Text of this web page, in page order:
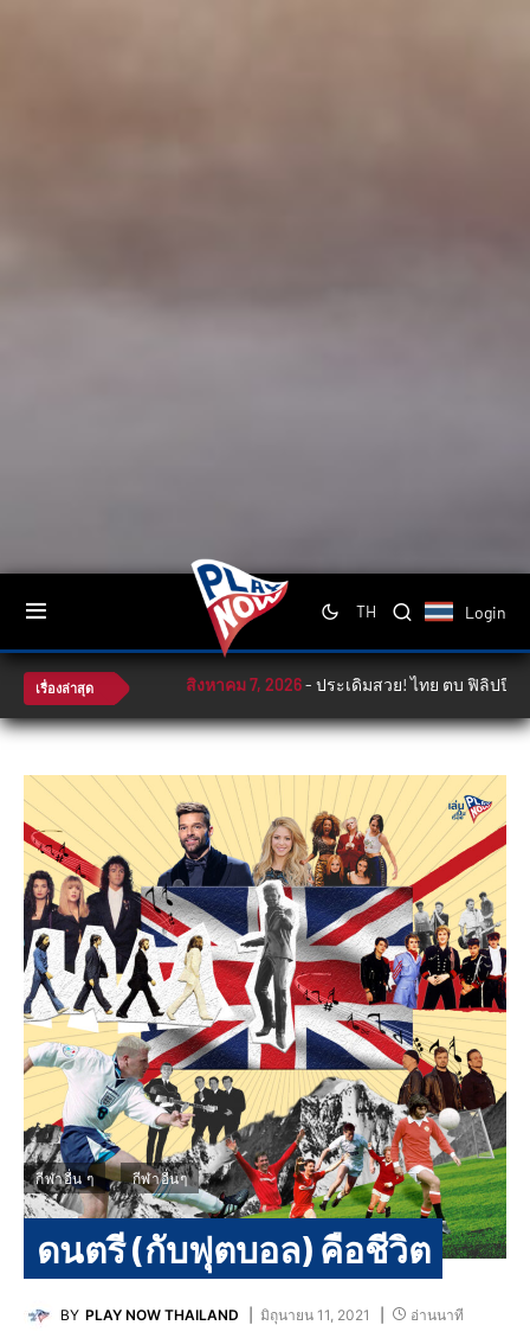
TH Login
เรื่องล่าสุด สิงหาคม 7, 2026-ประเดิมสวย! ไทย ตบ ฟิลิปปินส์ 3-0 เปิ
กีฬาอื่น ๆ กีฬาอื่นๆ
ดนตรี (กับฟุตบอล) คือชีวิต
BY PLAY NOW THAILAND มิถุนายน 11, 2021 อ่านนาที